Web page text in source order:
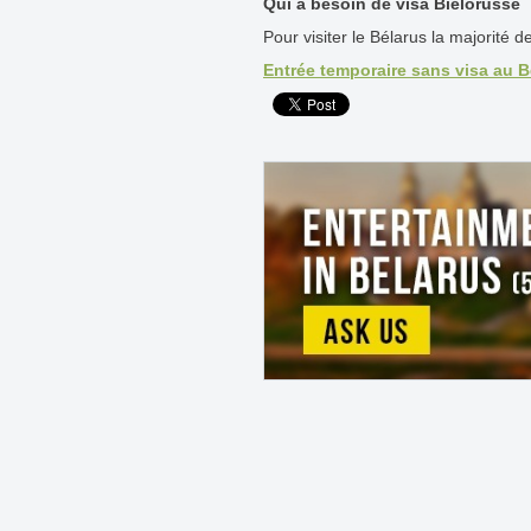
Pour visiter le Bélarus la majorité
Entrée temporaire sans visa au